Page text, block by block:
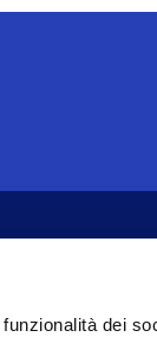
dei